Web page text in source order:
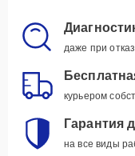
даже при
курьером
Гарантия
на все виды